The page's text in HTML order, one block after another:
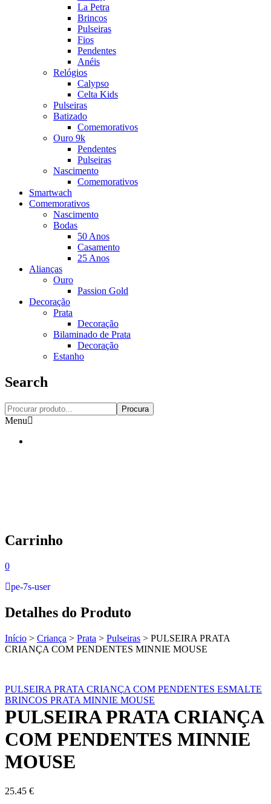
La Petra
Brincos
Pulseiras
Fios
Pendentes
Anéis
Relógios
Calypso
Celta Kids
Pulseiras
Batizado
Comemorativos
Ouro 9k
Pendentes
Pulseiras
Nascimento
Comemorativos
Smartwach
Comemorativos
Nascimento
Bodas
50 Anos
Casamento
25 Anos
Alianças
Ouro
Passion Gold
Decoração
Prata
Decoração
Bilaminado de Prata
Decoração
Estanho
Search
Procura
Menu
Carrinho
0
pe-7s-user
Detalhes do Produto
Início > Criança > Prata > Pulseiras > PULSEIRA PRATA
CRIANÇA COM PENDENTES MINNIE MOUSE
PULSEIRA PRATA CRIANÇA COM PENDENTES ESMALTE
BRINCOS PRATA MINNIE MOUSE
PULSEIRA PRATA CRIANÇA
COM PENDENTES MINNIE
MOUSE
25.45 €